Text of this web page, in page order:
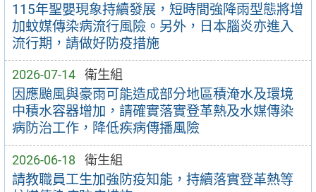
115年聖嬰現象持續發展，短時間強降雨型態將增
加蚊媒傳染病流行風險。另外，日本腦炎亦進入
流行期，請做好防疫措施
2026-07-14 衛生組
因應颱風與豪雨可能造成部分地區積淹水及環境
中積水容器增加，請確實落實登革熱及水媒傳染
病防治工作，降低疾病傳播風險
2026-06-18 衛生組
請教職員工生加強防疫知能，持續落實登革熱等